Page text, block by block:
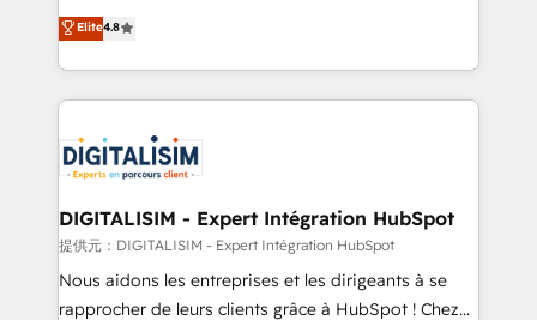
CRM, Solutions Architecture, Onboarding , Data
Migration, Custom Integration & Platform
team of 25+ experts Contact us today to help you
get more from your investment in HubSpot.
HubSpot CRM Partner offering you a roadmap on
maximizing EBITDA and achieving Commercial
Excellence. With our targeted processes, we
strengthen your digital transformation and minimize
Implementation partner, we provide expertise to
drive your business forward. Since 2015 we are fully
dedicated to HubSpot and with an experienced
team (50+), we work with reputable companies in
B2B sectors such as manufacturing, SaaS and
business services. We prepare a customized
Elite4.8
DIGITALISIM - Expert Intégration HubSpot
提供元：DIGITALISIM - Expert Intégration HubSpot
Nous aidons les entreprises et les dirigeants à se
rapprocher de leurs clients grâce à HubSpot ! Chez